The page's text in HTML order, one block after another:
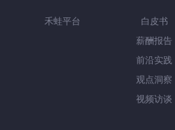
禾蛙平台
白皮书
薪酬报告
前沿实践
观点洞察
视频访谈